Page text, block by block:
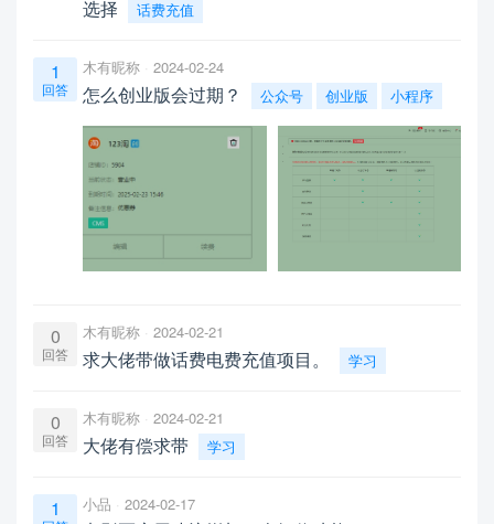
选择
话费充值
1
回答
木有昵称 2024-02-24
怎么创业版会过期？ 公众号 创业版 小程序
0
回答
木有昵称 2024-02-21
求大佬带做话费电费充值项目。 学习
0
回答
木有昵称 2024-02-21
大佬有偿求带 学习
1 小品 2024-02-17